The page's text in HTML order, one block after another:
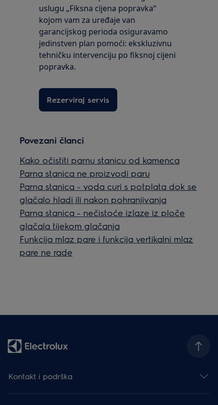
uslugu „Fiksna cijena popravka“
kojom vam za uređaje van
garancijskog perioda osiguravamo
jedinstven plan pomoći: ekskluzivnu
tehničku intervenciju po fiksnoj cijeni
popravka.
Rezerviraj servis
Povezani članci
Kako očistiti parnu stanicu od kamenca
Parna stanica ne proizvodi paru
Parna stanica - voda curi s potplata dok se
glačalo hladi ili nakon pohranjivanja
Parna stanica - nečistoće izlaze iz ploče
glačala tijekom glačanja
Funkcija mlaz pare i funkcija vertikalni mlaz
pare ne rade
Kontakt i podrška